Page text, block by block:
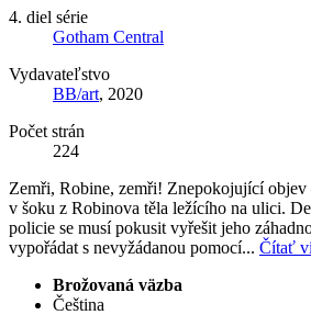
4. diel série
Gotham Central
Vydavateľstvo
BB/art, 2020
Počet strán
224
Zemři, Robine, zemři! Znepokojující objev
v šoku z Robinova těla ležícího na ulici.
policie se musí pokusit vyřešit jeho
vypořádat s nevyžádanou pomocí... Čítať
Brožovaná väzba
Čeština